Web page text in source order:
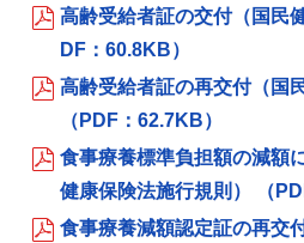
高齢受給者証の交付（国民
DF：60.8KB）
高齢受給者証の再交付（国
（PDF：62.7KB）
食事療養標準負担額の減額
健康保険法施行規則） （
食事療養減額認定証の再交